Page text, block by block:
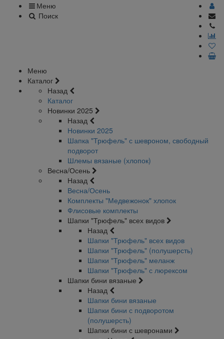
Меню
Поиск
Меню
Каталог
Назад
Каталог
Новинки 2025
Назад
Новинки 2025
Шапка "Трюфель" с шевроном, свободный
подворот
Шлемы вязаные (хлопок)
Весна/Осень
Назад
Весна/Осень
Комплекты "Медвежонок" хлопок
Флисовые комплекты
Шапки "Трюфель" всех видов
Назад
Шапки "Трюфель" всех видов
Шапки "Трюфель" (полушерсть)
Шапки "Трюфель" меланж
Шапки "Трюфель" с люрексом
Шапки бини вязаные
Назад
Шапки бини вязаные
Шапки бини с подворотом
(полушерсть)
Шапки бини с шевронами